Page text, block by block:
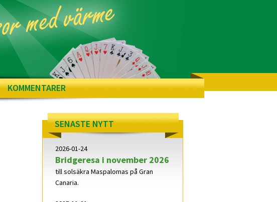
KOMMENTARER
SENASTE NYTT
2026-01-24
Bridgeresa i november 2026
till solsäkra Maspalomas på Gran
Canaria.